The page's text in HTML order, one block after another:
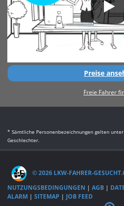
Preise
Freie Fahrer
* Sämtliche Personenbezeichnungen gelten
Geschlechter.
© 2026 LKW-FAHRER-
NUTZUNGSBEDINGUNGEN | AGB |
ALARM | SITEMAP | JOB FEED